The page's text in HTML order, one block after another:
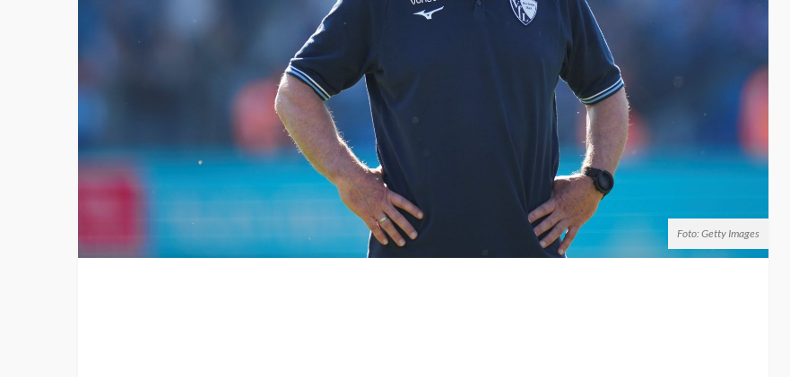
Foto: Getty Images